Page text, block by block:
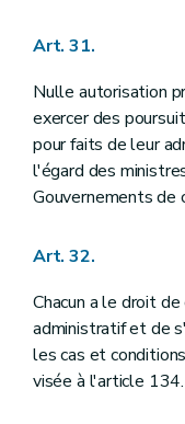
Art. 31.
Nulle autorisation
exercer des
pour faits de leur
l'égard des
Gouvernements de
Art. 32.
Chacun a le droit
administratif et de
les cas et
visée à l'article 134.